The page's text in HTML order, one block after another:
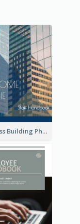
Business Building Photo Employee Handbook